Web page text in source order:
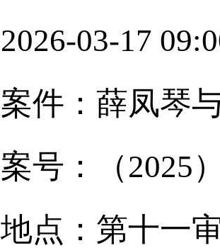
2026-03-17
案件：薛凤琴
案号：（2025
地点：第十一